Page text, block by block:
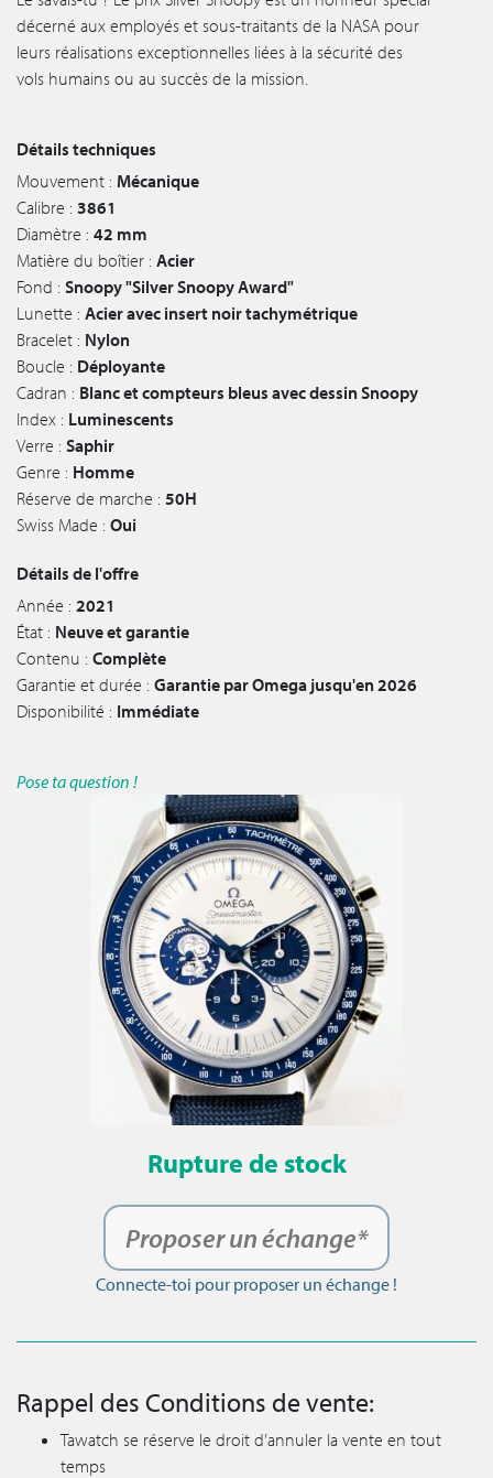
décerné aux employés et sous-traitants de la NASA pour
leurs réalisations exceptionnelles liées à la sécurité des
vols humains ou au succès de la mission.
Détails techniques
Mouvement : Mécanique
Calibre : 3861
Diamètre : 42 mm
Matière du boîtier : Acier
Fond : Snoopy "Silver Snoopy Award"
Lunette : Acier avec insert noir tachymétrique
Bracelet : Nylon
Boucle : Déployante
Cadran : Blanc et compteurs bleus avec dessin Snoopy
Index : Luminescents
Verre : Saphir
Genre : Homme
Réserve de marche : 50H
Swiss Made : Oui
Détails de l'offre
Année : 2021
État : Neuve et garantie
Contenu : Complète
Garantie et durée : Garantie par Omega jusqu'en 2026
Disponibilité : Immédiate
Pose ta question !
Rupture de stock
Proposer un échange*
Connecte-toi pour proposer un échange !
Rappel des Conditions de vente:
Tawatch se réserve le droit d’annuler la vente en tout
temps